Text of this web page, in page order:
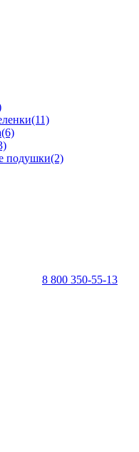
(11)
(6)
подушки(2)
8 800 350-55-13